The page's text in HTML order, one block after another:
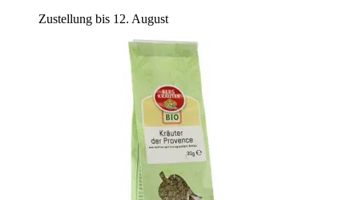
Zustellung bis 12. August